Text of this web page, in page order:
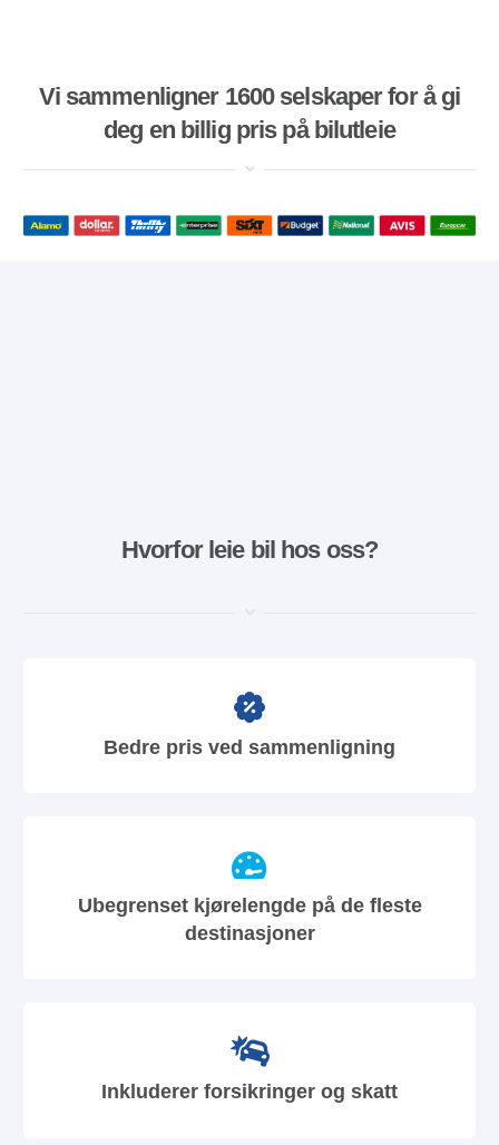
Vi sammenligner 1600 selskaper for å gi
deg en billig pris på bilutleie
Hvorfor leie bil hos oss?
Bedre pris ved sammenligning
Ubegrenset kjørelengde på de fleste
destinasjoner
Inkluderer forsikringer og skatt